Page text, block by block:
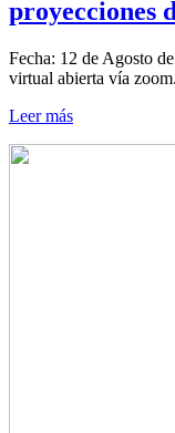
proyecciones
Fecha: 12 de Agosto
virtual abierta vía
Leer más